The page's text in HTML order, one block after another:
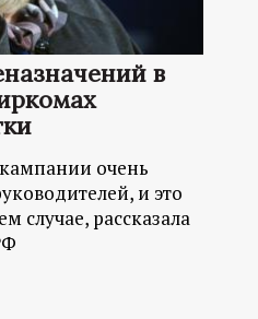
в
очень
и это
случае, рассказала